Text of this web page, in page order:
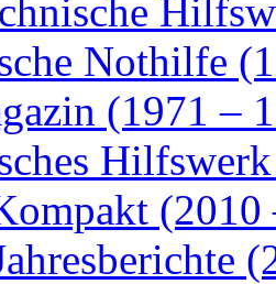
Nothilfe
(1971 –
(2010